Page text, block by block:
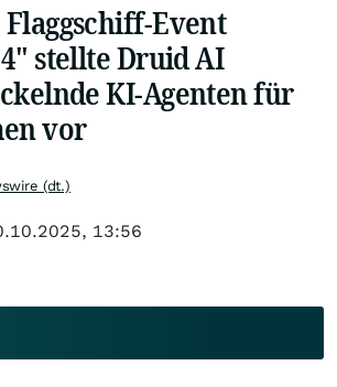
Event
stellte Druid AI
KI-Agenten für
vor
(dt.)
13:56